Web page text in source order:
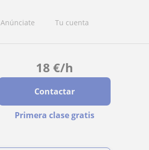
Anúnciate Tu cuenta
18 €/h
Contactar
Primera clase gratis